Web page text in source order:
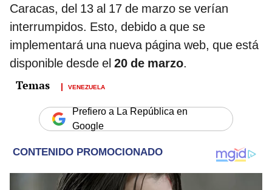
Caracas, del 13 al 17 de marzo se verían
interrumpidos. Esto, debido a que se
implementará una nueva página web, que está
disponible desde el 20 de marzo.
VENEZUELA
Prefiero a La República en
Google